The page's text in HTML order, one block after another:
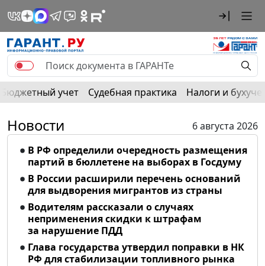
Бюджетный учет Судебная практика Налоги и
Новости
6 августа 2026
В РФ определили очередность размещения
партий в бюллетене на выборах в Госдуму
В России расширили перечень оснований
для выдворения мигрантов из страны
Водителям рассказали о случаях
неприменения скидки к штрафам
за нарушение ПДД
Глава государства утвердил поправки в НК
РФ для стабилизации топливного рынка